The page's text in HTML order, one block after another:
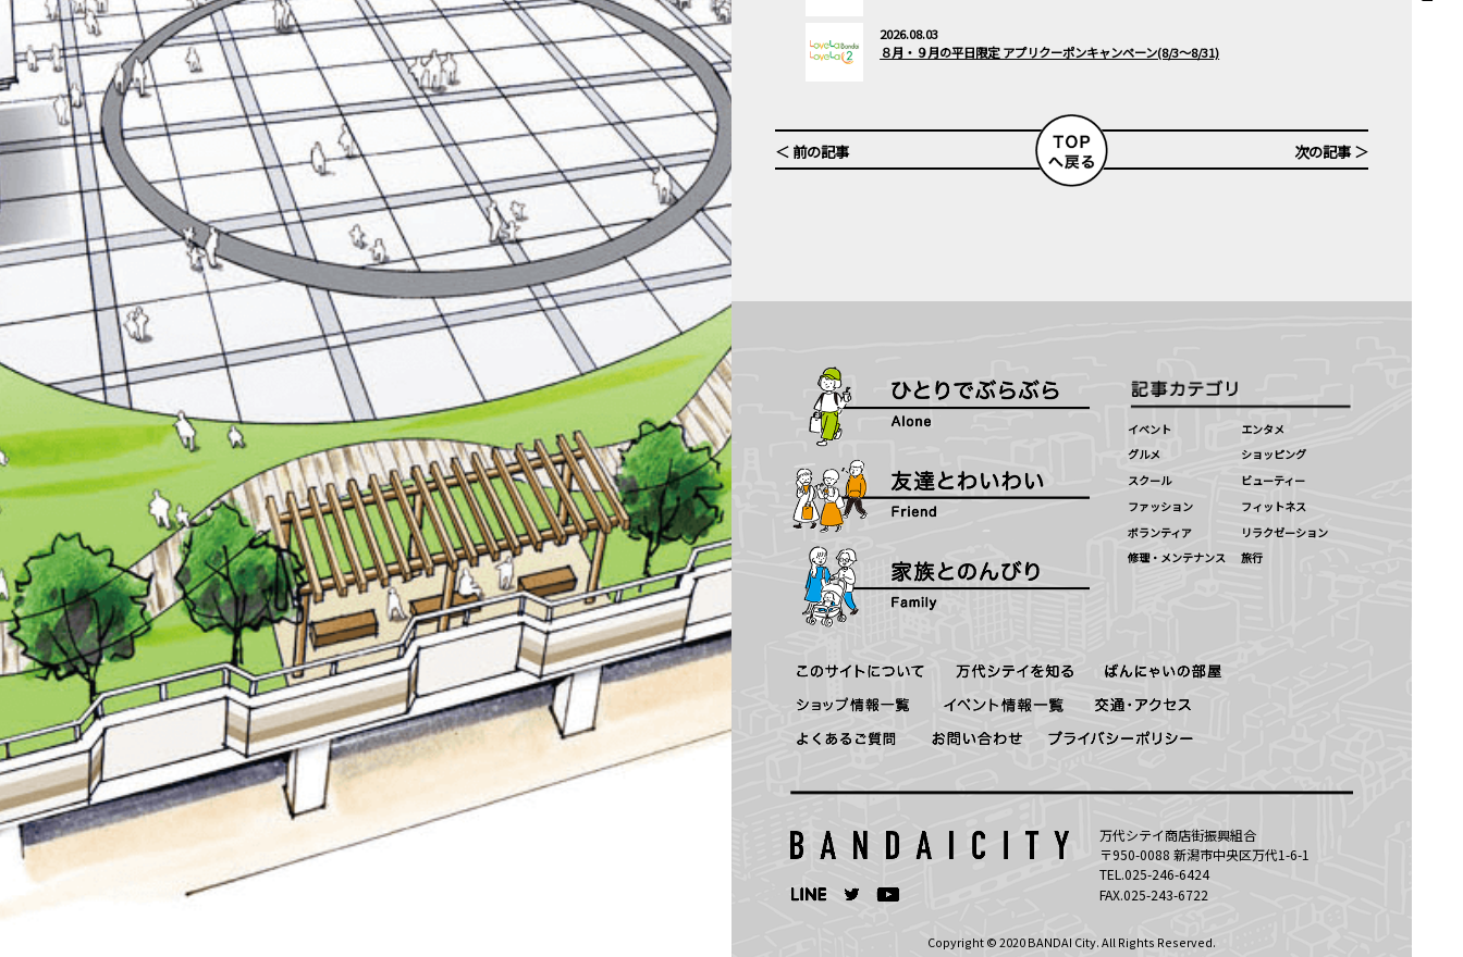
2026.08.03
８月・９月の平日限定 アプリクーポンキャンペーン(8/3～8/31)
＜ 前の記事 次の記事 ＞
イベント
エンタメ
グルメ
ショッピング
スクール
ビューティー
ファッション
フィットネス
ボランティア
リラクゼーション
修理・メンテナンス
旅行
万代シテイ商店街振興組合
〒950-0088 新潟市中央区万代1-6-1
TEL.025-246-6424
FAX.025-243-6722
Copyright © 2020 BANDAI City. All Rights Reserved.